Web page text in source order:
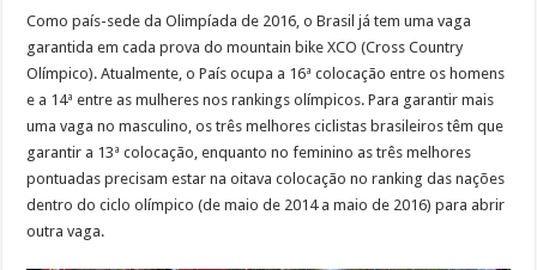
Como país-sede da Olimpíada de 2016, o Brasil já tem uma vaga
garantida em cada prova do mountain bike XCO (Cross Country
Olímpico). Atualmente, o País ocupa a 16ª colocação entre os homens
e a 14ª entre as mulheres nos rankings olímpicos. Para garantir mais
uma vaga no masculino, os três melhores ciclistas brasileiros têm que
garantir a 13ª colocação, enquanto no feminino as três melhores
pontuadas precisam estar na oitava colocação no ranking das nações
dentro do ciclo olímpico (de maio de 2014 a maio de 2016) para abrir
outra vaga.